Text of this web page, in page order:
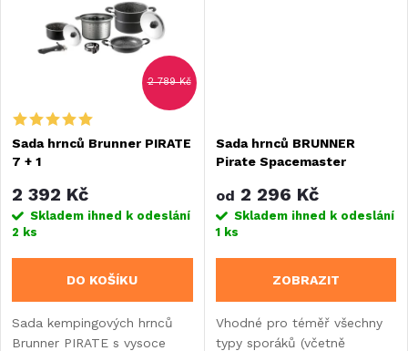
2 789 Kč
Sada hrnců Brunner PIRATE
7 + 1
2 392 Kč
Skladem ihned k odeslání
2 ks
DO KOŠÍKU
Sada kempingových hrnců
Brunner PIRATE s vysoce
Sada hrnců BRUNNER
Pirate Spacemaster
od 2 296 Kč
Skladem ihned k odeslání
1 ks
ZOBRAZIT
Vhodné pro téměř všechny
typy sporáků (včetně